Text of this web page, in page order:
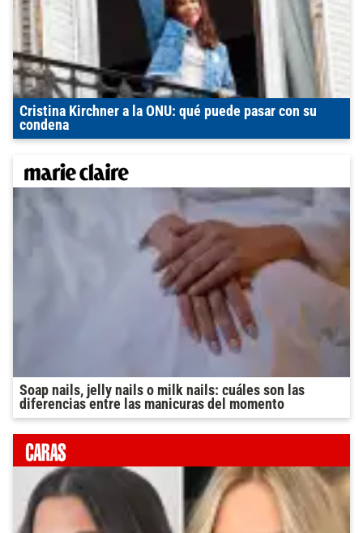
Cristina Kirchner a la ONU: qué puede pasar con su
condena
Soap nails, jelly nails o milk nails: cuáles son las
diferencias entre las manicuras del momento